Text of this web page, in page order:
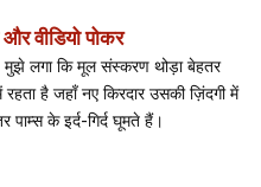
वीडियो पोकर
लगा कि मूल संस्करण थोड़ा बेहतर
है जहाँ नए किरदार उसकी ज़िंदगी में
पाम्स के इर्द-गिर्द घूमते हैं।